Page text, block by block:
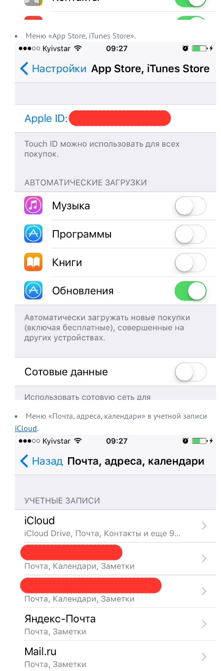
Меню «App Store, iTunes Store».
Меню «Почта, адреса, календари» в учетной записи
iCloud.